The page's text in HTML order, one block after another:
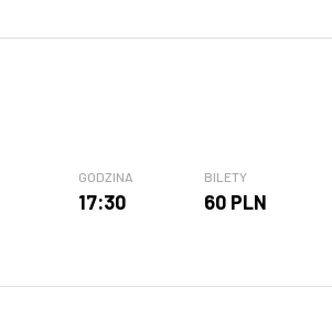
GODZINA
17:30
BILETY
60 PLN